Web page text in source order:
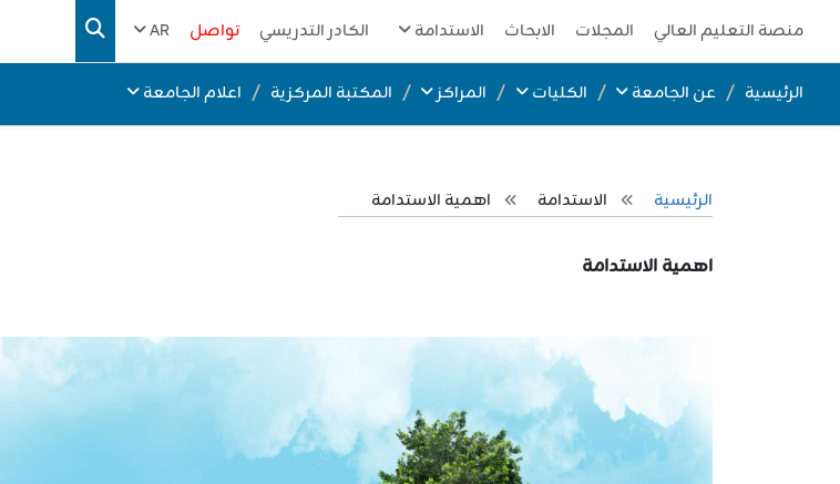
منصة التعليم العالي المجلات الابحاث الاستدامة الكادر التدريسي تواصل AR
الرئيسية
عن الجامعة الكليات المراكز المكتبة المركزية اعلام الجامعة
الرئيسية الاستدامة اهمية الاستدامة
اهمية الاستدامة